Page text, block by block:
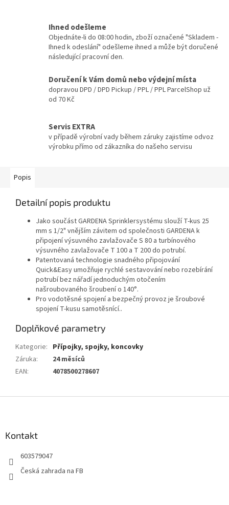
Ihned odešleme
Objednáte-li do 08:00 hodin, zboží označené "Skladem -
Ihned k odeslání" odešleme ihned a může být doručené
následující pracovní den.
Doručení k Vám domů nebo výdejní místa
dopravou DPD / DPD Pickup / PPL / PPL ParcelShop už
od 70 Kč
Servis EXTRA
v případě výrobní vady během záruky zajistíme odvoz
výrobku přímo od zákazníka do našeho servisu
Popis
Detailní popis produktu
Jako součást GARDENA Sprinklersystému slouží T-kus 25
mm s 1/2" vnějším závitem od společnosti GARDENA k
připojení výsuvného zavlažovače S 80 a turbínového
výsuvného zavlažovače T 100 a T 200 do potrubí.
Patentovaná technologie snadného připojování
Quick&Easy umožňuje rychlé sestavování nebo rozebírání
potrubí bez nářadí jednoduchým otočením
našroubovaného šroubení o 140°.
Pro vodotěsné spojení a bezpečný provoz je šroubové
spojení T-kusu samotěsnící..
Doplňkové parametry
Kategorie: Přípojky, spojky, koncovky
Záruka:
24 měsíců
EAN: 4078500278607
Kontakt
603579047
Česká zahrada na FB